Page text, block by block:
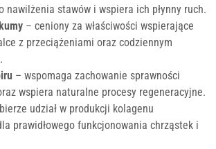
nawilżenia stawów i wspiera ich płynny ruch.
– ceniony za właściwości wspierające
z przeciążeniami oraz codziennym
– wspomaga zachowanie sprawności
wspiera naturalne procesy regeneracyjne.
udział w produkcji kolagenu
prawidłowego funkcjonowania chrząstek i